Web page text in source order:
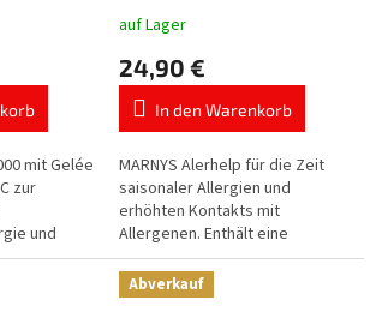
mit Gelée
zur
und
mg Gelée
flüssiger
Die
Produktbewertung
ist
5,0
5
Sternen.
auf Lager
24,90 €
In den Warenkorb
MARNYS Alerhelp für die Zeit
saisonaler Allergien und
erhöhten Kontakts mit
Allergenen. Enthält eine
Kombination ausgewählter
pflanzlicher Inhaltsstoffe,
Resveratrol und weitere...
Abverkauf